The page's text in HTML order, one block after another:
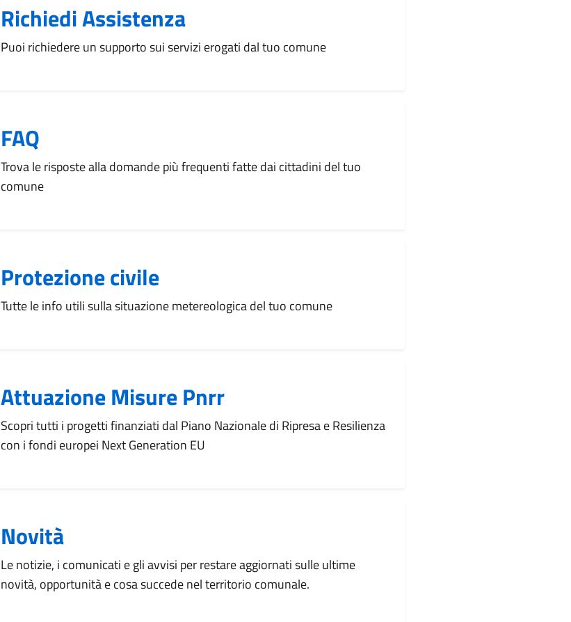
Richiedi Assistenza
Puoi richiedere un supporto sui servizi erogati dal tuo comune
FAQ
Trova le risposte alla domande più frequenti fatte dai cittadini del tuo
comune
Protezione civile
Tutte le info utili sulla situazione metereologica del tuo comune
Attuazione Misure Pnrr
Scopri tutti i progetti finanziati dal Piano Nazionale di Ripresa e Resilienza
con i fondi europei Next Generation EU
Novità
Le notizie, i comunicati e gli avvisi per restare aggiornati sulle ultime
novità, opportunità e cosa succede nel territorio comunale.